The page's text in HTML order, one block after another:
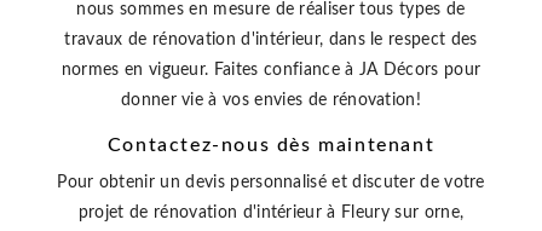
nous sommes en mesure de réaliser tous types de
travaux de rénovation d'intérieur, dans le respect des
normes en vigueur. Faites confiance à JA Décors pour
donner vie à vos envies de rénovation!
Contactez-nous dès maintenant
Pour obtenir un devis personnalisé et discuter de votre
projet de rénovation d'intérieur à Fleury sur orne,